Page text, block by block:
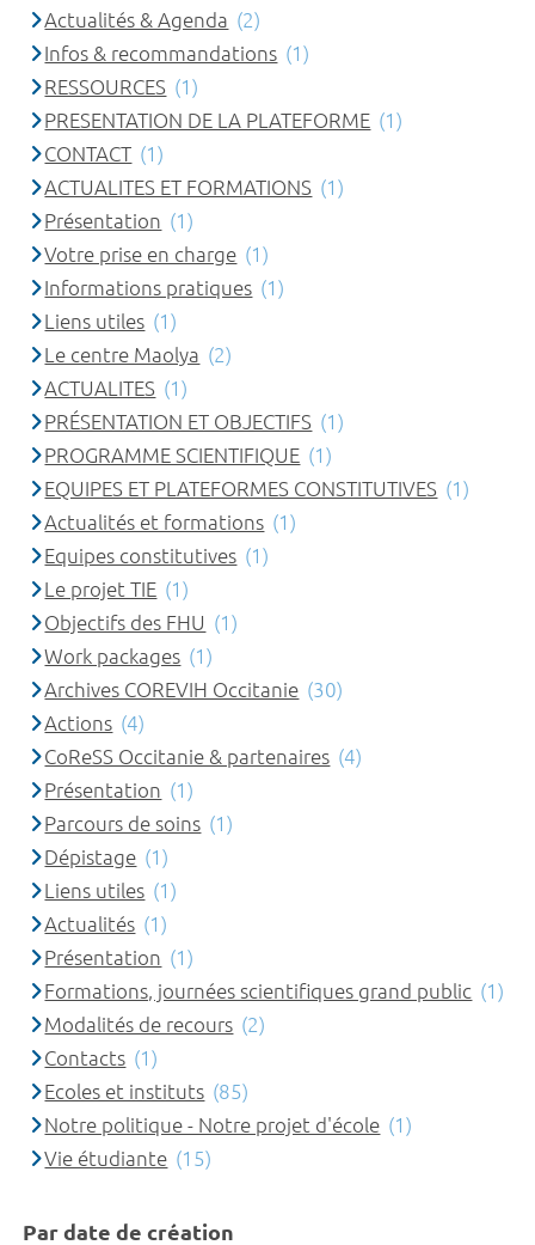
Actualités & Agenda (2)
Infos & recommandations (1)
RESSOURCES (1)
PRESENTATION DE LA PLATEFORME (1)
CONTACT (1)
ACTUALITES ET FORMATIONS (1)
Présentation (1)
Votre prise en charge (1)
Informations pratiques (1)
Liens utiles (1)
Le centre Maolya (2)
ACTUALITES (1)
PRÉSENTATION ET OBJECTIFS (1)
PROGRAMME SCIENTIFIQUE (1)
EQUIPES ET PLATEFORMES CONSTITUTIVES (1)
Actualités et formations (1)
Equipes constitutives (1)
Le projet TIE (1)
Objectifs des FHU (1)
Work packages (1)
Archives COREVIH Occitanie (30)
Actions (4)
CoReSS Occitanie & partenaires (4)
Présentation (1)
Parcours de soins (1)
Dépistage (1)
Liens utiles (1)
Actualités (1)
Présentation (1)
Formations, journées scientifiques grand public (1)
Modalités de recours (2)
Contacts (1)
Ecoles et instituts (85)
Notre politique - Notre projet d'école (1)
Vie étudiante (15)
Par date de création